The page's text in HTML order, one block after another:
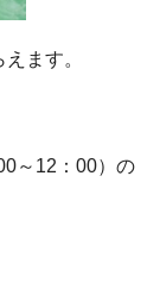
ます。
～12：00）の